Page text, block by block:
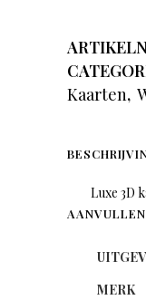
Kaarten,
Luxe 3D
MERK